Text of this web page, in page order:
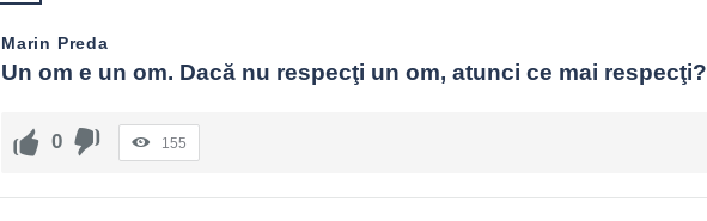
Marin Preda
Un om e un om. Dacă nu respecţi un om, atunci ce mai respecţi?
0 155